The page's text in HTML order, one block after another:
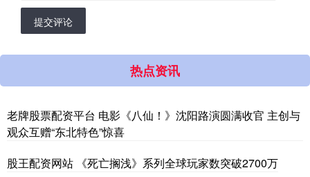
提交评论
热点资讯
老牌股票配资平台 电影《八仙！》沈阳路演圆满收官 主创与
观众互赠“东北特色”惊喜
股王配资网站 《死亡搁浅》系列全球玩家数突破2700万